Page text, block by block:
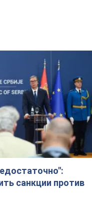
санкции против